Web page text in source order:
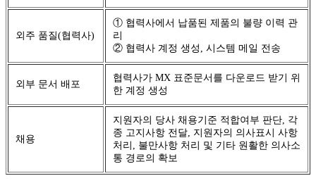
외주 품질(협력사)
① 협력사에서 납품된 제품의 불량 이력 관
리
② 협력사 계정 생성, 시스템 메일 전송
외부 문서 배포
협력사가 MX 표준문서를 다운로드 받기 위
한 계정 생성
채용
지원자의 당사 채용기준 적합여부 판단, 각
종 고지사항 전달, 지원자의 의사표시 사항
처리, 불만사항 처리 및 기타 원활한 의사소
통 경로의 확보